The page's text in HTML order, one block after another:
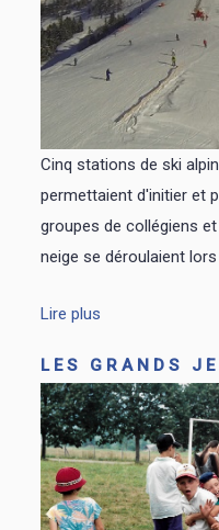
Cinq stations de ski
permettaient d'initier et
groupes de collégiens
neige se déroulaient
Lire plus
LES GRANDS